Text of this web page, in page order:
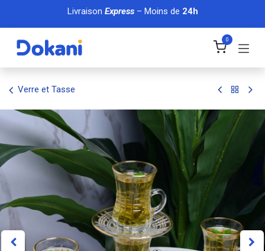
Se rendre au contenu
Livraison Express– Moins de 24h
0
Verre et Tasse